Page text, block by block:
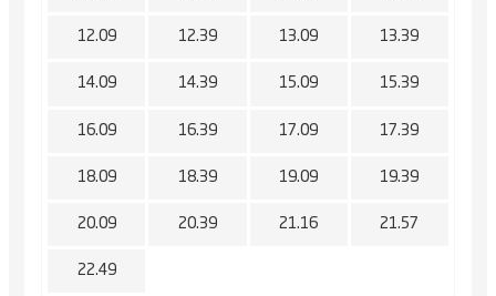
12.09 12.39 13.09 13.39
14.09 14.39 15.09 15.39
16.09 16.39 17.09 17.39
18.09 18.39 19.09 19.39
20.09 20.39 21.16 21.57
22.49